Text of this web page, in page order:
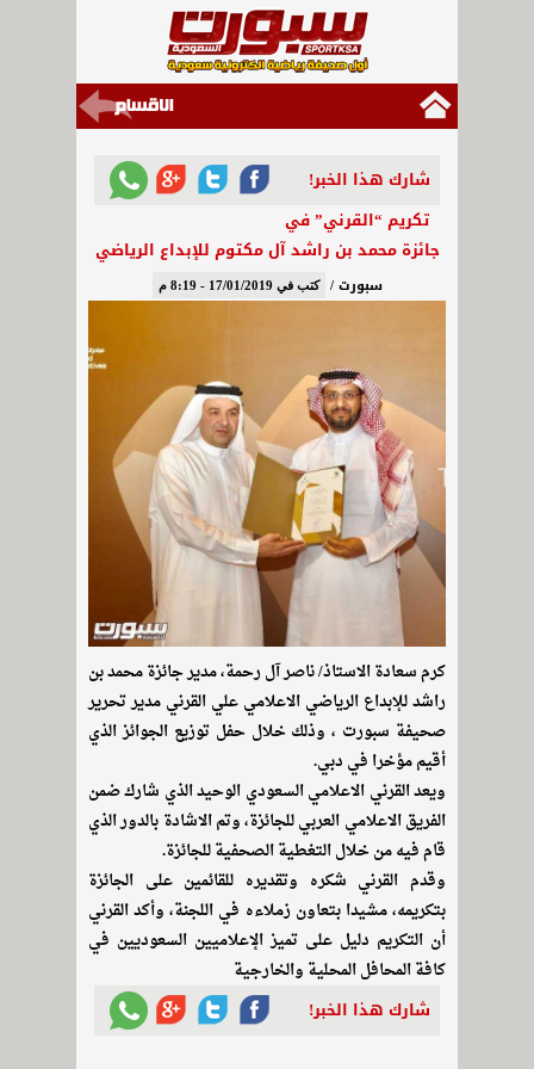
شارك هذا الخبر!
تكريم “القرني” في
جائزة محمد بن راشد آل مكتوم للإبداع الرياضي
سبورت / كتب في 17/01/2019 - 8:19 م
كرم سعادة الاستاذ/ ناصر آل رحمة، مدير جائزة محمد بن
راشد للإبداع الرياضي الاعلامي علي القرني مدير تحرير
صحيفة سبورت ، وذلك خلال حفل توزيع الجوائز الذي
أقيم مؤخرا في دبي.
ويعد القرني الاعلامي السعودي الوحيد الذي شارك ضمن
الفريق الاعلامي العربي للجائزة، وتم الاشادة بالدور الذي
قام فيه من خلال التغطية الصحفية للجائزة.
وقدم القرني شكره وتقديره للقائمين على الجائزة
بتكريمه، مشيدا بتعاون زملاءه في اللجنة، وأكد القرني
أن التكريم دليل على تميز الإعلاميين السعوديين في
كافة المحافل المحلية والخارجية
شارك هذا الخبر!